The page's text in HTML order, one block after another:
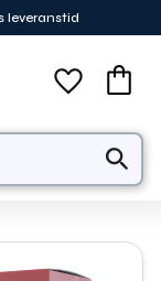
leveranstid
Favoriter